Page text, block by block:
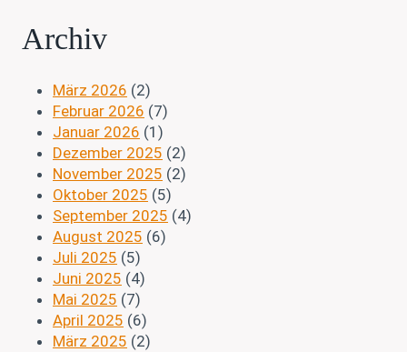
Archiv
März 2026 (2)
Februar 2026 (7)
Januar 2026 (1)
Dezember 2025 (2)
November 2025 (2)
Oktober 2025 (5)
September 2025 (4)
August 2025 (6)
Juli 2025 (5)
Juni 2025 (4)
Mai 2025 (7)
April 2025 (6)
März 2025 (2)